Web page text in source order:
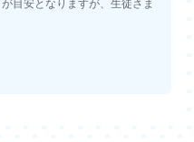
目安となりますが、生徒さま